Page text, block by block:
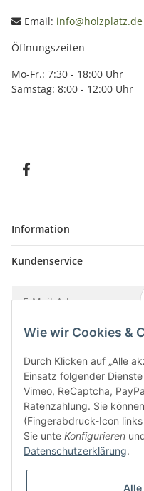
Email: info@holzplatz.de
Öffnungszeiten
Mo-Fr.: 7:30 - 18:00 Uhr
Samstag: 8:00 - 12:00 Uhr
Information
Kundenservice
Bitte senden Sie mir
* Alle Preise inkl.
Wie wir Cookies &
Durch Klicken auf „Alle
Einsatz folgender
Vimeo, ReCaptcha,
Ratenzahlung. Sie
(Fingerabdruck-Icon
Sie unte Konfigurieren
Datenschutzerklärung.
Alle